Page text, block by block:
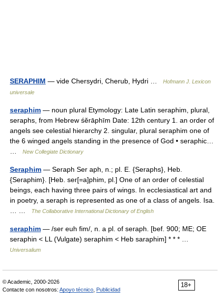
SERAPHIM — vide Chersydri, Cherub, Hydri …
Hofmann J. Lexicon
universale
seraphim — noun plural Etymology: Late Latin seraphim, plural,
seraphs, from Hebrew śĕrāphīm Date: 12th century 1. an order of
angels see celestial hierarchy 2. singular, plural seraphim one of
the 6 winged angels standing in the presence of God • seraphic…
New Collegiate Dictionary
Seraphim — Seraph Ser aph, n.; pl. E. {Seraphs}, Heb.
{Seraphim}. [Heb. ser[=a]phim, pl.] One of an order of celestial
beings, each having three pairs of wings. In ecclesiastical art and
in poetry, a seraph is represented as one of a class of angels. Isa.
The Collaborative International Dictionary of English
seraphim — /ser euh fim/, n. a pl. of seraph. [bef. 900; ME; OE
seraphin < LL (Vulgate) seraphim < Heb saraphim] * * * …
Universalium
18+
© Academic, 2000-2026
Contacte con nosotros: Apoyo técnico Publicidad